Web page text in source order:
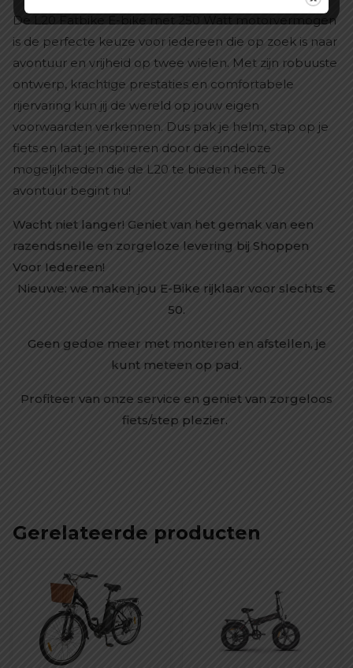
De L20 Fatbike E-bike met 250 Watt motorvermogen
is de perfecte keuze voor iedereen die op zoek is naar
avontuur en vrijheid op twee wielen. Met zijn robuuste
ontwerp, krachtige prestaties en comfortabele
rijervaring kun jij de wereld op jouw eigen
voorwaarden verkennen. Dus pak je helm, stap op je
fiets en laat je inspireren door de eindeloze
mogelijkheden die de L20 te bieden heeft. Je
avontuur begint nu!
Wacht niet langer! Geniet van het gemak van een
razendsnelle en zorgeloze levering bij Shoppen
Voor Iedereen!
Nieuwe: we maken jou E-Bike rijklaar voor slechts €
50.
Geen gedoe meer met monteren en afstellen, je
kunt meteen op pad.
Profiteer van onze service en geniet van zorgeloos
fiets/step plezier.
Gerelateerde producten